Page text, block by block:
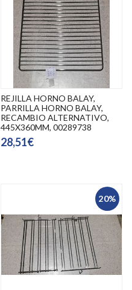
REJILLA HORNO BALAY,
PARRILLA HORNO BALAY,
RECAMBIO ALTERNATIVO,
445X360MM, 00289738
28,51€
20%